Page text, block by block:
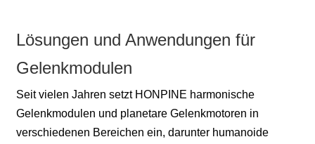
Lösungen und Anwendungen für
Gelenkmodulen
Seit vielen Jahren setzt HONPINE harmonische
Gelenkmodulen und planetare Gelenkmotoren in
verschiedenen Bereichen ein, darunter humanoide